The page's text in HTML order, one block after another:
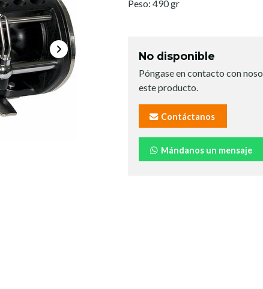
Peso: 490 gr
No disponible
Póngase en contacto con
este producto.
Contáctanos
Mándanos un mensaje